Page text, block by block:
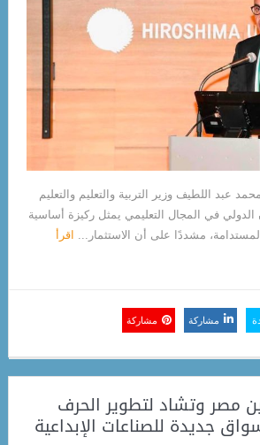
عبد اللطيف وزير التربية والتعليم والتعليم
الدولي في المجال التعليمي يمثل ركيزة أساسية
مشددًا على أن الاستثمار... اقرأ
مشاركة مشاركة
مصر وتشاد لتطوير الحرف
جديدة للصناعات الإبداعية